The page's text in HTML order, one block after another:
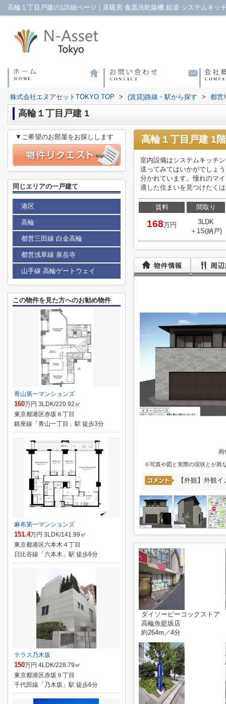
株式会社エヌアセットTOKYO TOP > (賃貸)路線・駅から探す > 都営
高輪１丁目戸建 1
高輪１丁目戸建 1階
室内設備はシステムキッチ
送ってみてはいかがでしょ
分かれています。憧れのマ
適した住まいを見つけたく
賃料
168万円
間取り
3LDK
＋1S(納戸)
画
※写真や図と実際の現状とが異
【外観】外観
ダイソーピーコックストア
高輪魚籃坂店
約264m／4分
▼ご希望のお部屋をお探しします
同じエリアの一戸建て
港区
高輪
都営三田線 白金高輪
都営浅草線 泉岳寺
山手線 高輪ゲートウェイ
この物件を見た方へのお勧め物件
青山第一マンションズ
160万円 3LDK/220.92㎡
東京都港区赤坂８丁目
銀座線「青山一丁目」駅 徒歩3分
麻布第一マンションズ
151.4万円 3LDK/141.99㎡
東京都港区六本木４丁目
日比谷線「六本木」駅 徒歩6分
テラス乃木坂
150万円 4LDK/228.79㎡
東京都港区赤坂９丁目
千代田線「乃木坂」駅 徒歩6分